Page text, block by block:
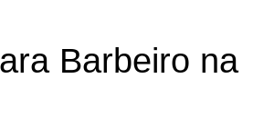
Barbeiro na